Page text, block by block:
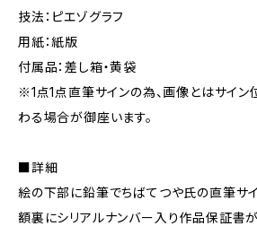
技法：ピエゾグラフ
用紙：紙版
付属品：差し箱・黄袋
※1点1点直筆サインの為、画像とはサイ
わる場合が御座います。
■詳細
絵の下部に鉛筆でちばてつや氏の直筆サイ
額裏にシリアルナンバー入り作品保証書が